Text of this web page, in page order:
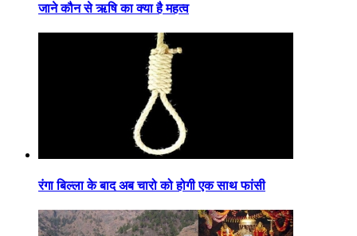
जाने कौन से ऋषि का क्या है महत्व
रंगा बिल्ला के बाद अब चारो को होगी एक साथ फांसी